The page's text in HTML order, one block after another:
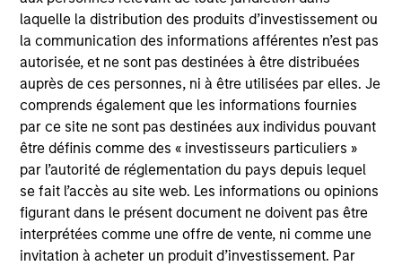
laquelle la distribution des produits d’investissement ou
la communication des informations afférentes n’est pas
autorisée, et ne sont pas destinées à être distribuées
auprès de ces personnes, ni à être utilisées par elles. Je
comprends également que les informations fournies
par ce site ne sont pas destinées aux individus pouvant
être définis comme des « investisseurs particuliers »
par l’autorité de réglementation du pays depuis lequel
se fait l’accès au site web. Les informations ou opinions
figurant dans le présent document ne doivent pas être
interprétées comme une offre de vente, ni comme une
invitation à acheter un produit d’investissement. Par
US. Prior to joining the firm, Jitania was an
associate Vice President in private banking at ABN
Amro (Royal Bank of Scotland). Jitania began her
career in India at First Global Securities in Indian
equities and then joined the securities broking and
investment banking at Kotak Securities in equity
research and sales. She holds a Bachelor of
Commerce degree in advanced financial and
management accounting and an M.M.S. in finance,
both from the University of Mumbai.